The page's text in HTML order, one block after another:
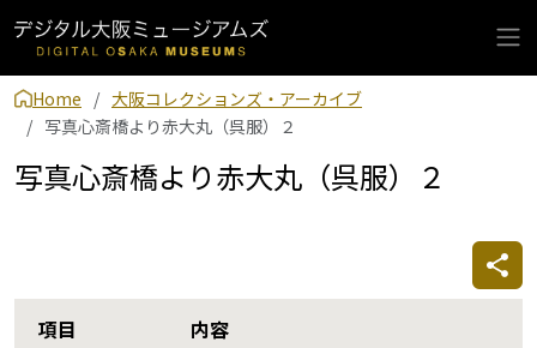
Home
大阪コレクションズ・アーカイブ
写真心斎橋より赤大丸（呉服）２
写真心斎橋より赤大丸（呉服）２
項目 内容